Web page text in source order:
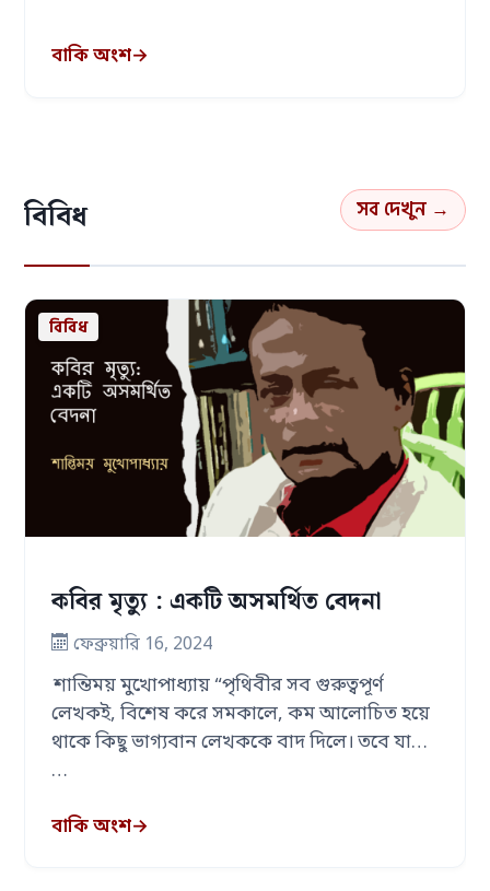
বাকি অংশ→
বিবিধ সব দেখুন →
বিবিধ
কবির মৃত্যু : একটি অসমর্থিত বেদনা
ফেব্রুয়ারি 16, 2024
শান্তিময় মুখোপাধ্যায় “পৃথিবীর সব গুরুত্বপূর্ণ
লেখকই, বিশেষ করে সমকালে, কম আলোচিত হয়ে
থাকে কিছু ভাগ্যবান লেখককে বাদ দিলে। তবে যারা
…
বাকি অংশ→